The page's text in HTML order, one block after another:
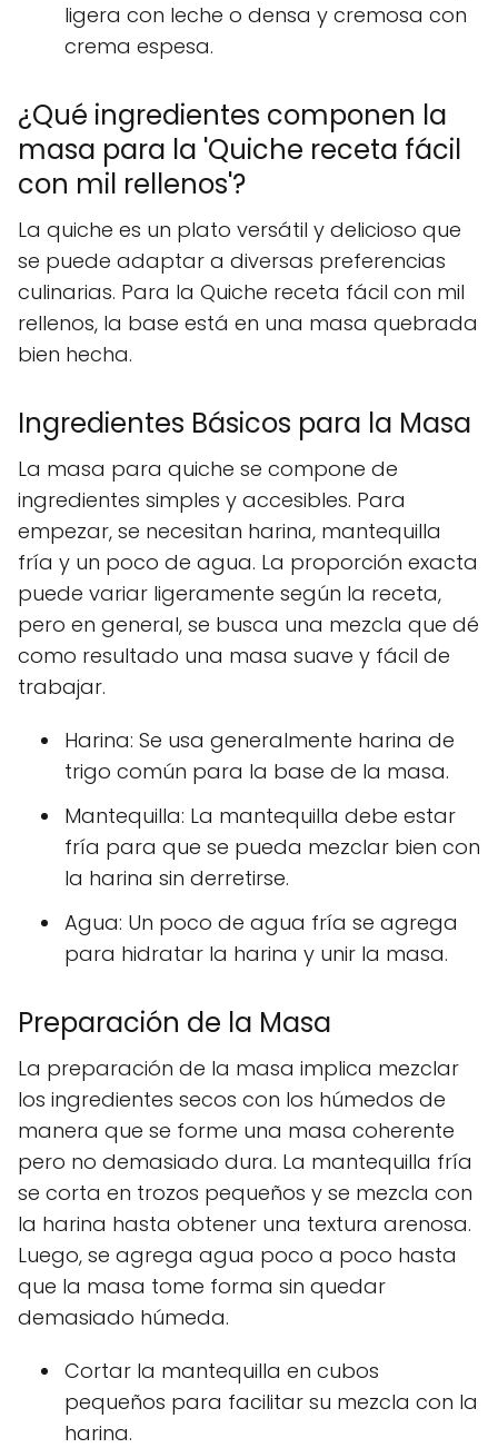
ligera con leche o densa y cremosa con
crema espesa.
¿Qué ingredientes componen la
masa para la 'Quiche receta fácil
con mil rellenos'?
La quiche es un plato versátil y delicioso que
se puede adaptar a diversas preferencias
culinarias. Para la Quiche receta fácil con mil
rellenos, la base está en una masa quebrada
bien hecha.
Ingredientes Básicos para la Masa
La masa para quiche se compone de
ingredientes simples y accesibles. Para
empezar, se necesitan harina, mantequilla
fría y un poco de agua. La proporción exacta
puede variar ligeramente según la receta,
pero en general, se busca una mezcla que dé
como resultado una masa suave y fácil de
trabajar.
Harina: Se usa generalmente harina de
trigo común para la base de la masa.
Mantequilla: La mantequilla debe estar
fría para que se pueda mezclar bien con
la harina sin derretirse.
Agua: Un poco de agua fría se agrega
para hidratar la harina y unir la masa.
Preparación de la Masa
La preparación de la masa implica mezclar
los ingredientes secos con los húmedos de
manera que se forme una masa coherente
pero no demasiado dura. La mantequilla fría
se corta en trozos pequeños y se mezcla con
la harina hasta obtener una textura arenosa.
Luego, se agrega agua poco a poco hasta
que la masa tome forma sin quedar
demasiado húmeda.
Cortar la mantequilla en cubos
pequeños para facilitar su mezcla con la
harina.